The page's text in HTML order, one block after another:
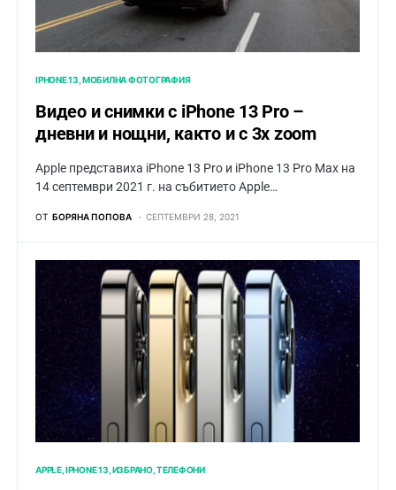
IPHONE 13 МОБИЛНА ФОТОГРАФИЯ
Видео и снимки с iPhone 13 Pro –
дневни и нощни, както и с 3x zoom
Apple представиха iPhone 13 Pro и iPhone 13 Pro Max на
14 септември 2021 г. на събитието Apple…
ОТ БОРЯНА ПОПОВА СЕПТЕМВРИ 28, 2021
APPLE IPHONE 13 ИЗБРАНО ТЕЛЕФОНИ